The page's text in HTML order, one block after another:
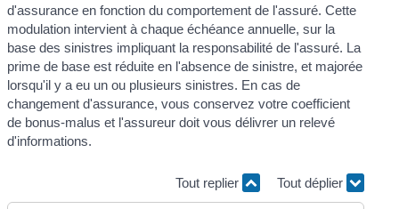
d'assurance en fonction du comportement de l'assuré. Cette
modulation intervient à chaque échéance annuelle, sur la
base des sinistres impliquant la responsabilité de l'assuré. La
prime de base est réduite en l'absence de sinistre, et majorée
lorsqu'il y a eu un ou plusieurs sinistres. En cas de
changement d'assurance, vous conservez votre coefficient
de bonus-malus et l'assureur doit vous délivrer un relevé
d'informations.
Tout replier Tout déplier